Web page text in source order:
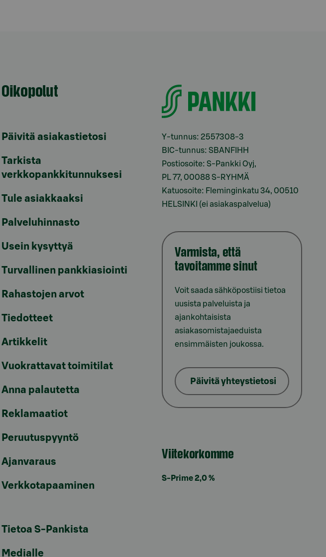
Oikopolut
Päivitä asiakastietosi
Tarkista
verkkopankkitunnuksesi
Tule asiakkaaksi
Palveluhinnasto
Usein kysyttyä
Turvallinen pankkiasiointi
Rahastojen arvot
Tiedotteet
Artikkelit
Vuokrattavat toimitilat
Anna palautetta
Reklamaatiot
Peruutuspyyntö
Ajanvaraus
Verkkotapaaminen
Tietoa S-Pankista
Medialle
Y-tunnus: 2557308-3
BIC-tunnus: SBANFIHH
Postiosoite: S-Pankki Oyj,
PL 77, 00088 S-RYHMÄ
Katuosoite: Fleminginkatu 34, 00510
HELSINKI (ei asiakaspalvelua)
Varmista, että
tavoitamme sinut
Voit saada sähköpostiisi tietoa
uusista palveluista ja
ajankohtaisista
asiakasomistajaeduista
ensimmäisten joukossa.
Päivitä yhteystietosi
Viitekorkomme
S-Prime 2,0 %